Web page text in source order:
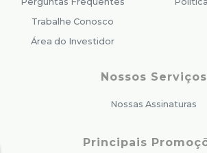
Trabalhe Conosco
Área do Investidor
Nossos Serviços
Nossas Assinaturas
Principais